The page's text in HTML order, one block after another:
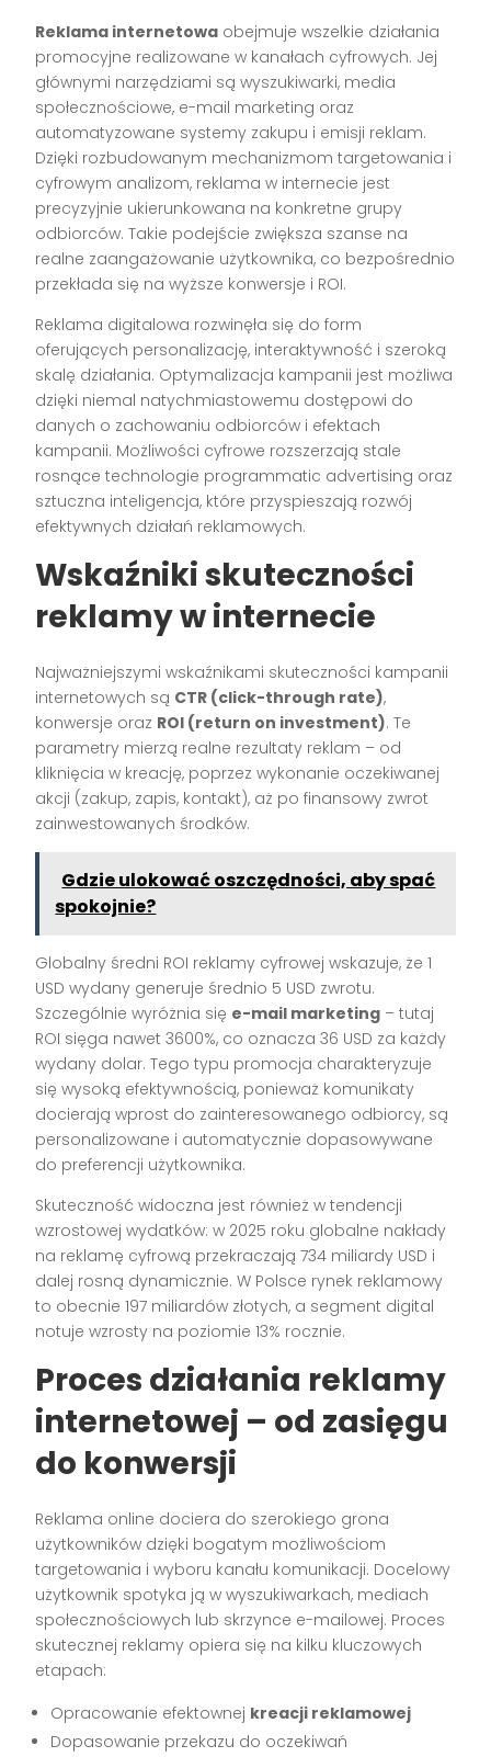
Reklama internetowa obejmuje wszelkie działania
promocyjne realizowane w kanałach cyfrowych. Jej
głównymi narzędziami są wyszukiwarki, media
społecznościowe, e-mail marketing oraz
automatyzowane systemy zakupu i emisji reklam.
Dzięki rozbudowanym mechanizmom targetowania i
cyfrowym analizom, reklama w internecie jest
precyzyjnie ukierunkowana na konkretne grupy
odbiorców. Takie podejście zwiększa szanse na
realne zaangażowanie użytkownika, co bezpośrednio
przekłada się na wyższe konwersje i ROI.
Reklama digitalowa rozwinęła się do form
oferujących personalizację, interaktywność i szeroką
skalę działania. Optymalizacja kampanii jest możliwa
dzięki niemal natychmiastowemu dostępowi do
danych o zachowaniu odbiorców i efektach
kampanii. Możliwości cyfrowe rozszerzają stale
rosnące technologie programmatic advertising oraz
sztuczna inteligencja, które przyspieszają rozwój
efektywnych działań reklamowych.
Wskaźniki skuteczności
reklamy w internecie
Najważniejszymi wskaźnikami skuteczności kampanii
internetowych są CTR (click-through rate),
konwersje oraz ROI (return on investment). Te
parametry mierzą realne rezultaty reklam – od
kliknięcia w kreację, poprzez wykonanie oczekiwanej
akcji (zakup, zapis, kontakt), aż po finansowy zwrot
zainwestowanych środków.
Gdzie ulokować oszczędności, aby spać
spokojnie?
Globalny średni ROI reklamy cyfrowej wskazuje, że 1
USD wydany generuje średnio 5 USD zwrotu.
Szczególnie wyróżnia się e-mail marketing – tutaj
ROI sięga nawet 3600%, co oznacza 36 USD za każdy
wydany dolar. Tego typu promocja charakteryzuje
się wysoką efektywnością, ponieważ komunikaty
docierają wprost do zainteresowanego odbiorcy, są
personalizowane i automatycznie dopasowywane
do preferencji użytkownika.
Skuteczność widoczna jest również w tendencji
wzrostowej wydatków: w 2025 roku globalne nakłady
na reklamę cyfrową przekraczają 734 miliardy USD i
dalej rosną dynamicznie. W Polsce rynek reklamowy
to obecnie 197 miliardów złotych, a segment digital
notuje wzrosty na poziomie 13% rocznie.
Proces działania reklamy
internetowej – od zasięgu
do konwersji
Reklama online dociera do szerokiego grona
użytkowników dzięki bogatym możliwościom
targetowania i wyboru kanału komunikacji. Docelowy
użytkownik spotyka ją w wyszukiwarkach, mediach
społecznościowych lub skrzynce e-mailowej. Proces
skutecznej reklamy opiera się na kilku kluczowych
etapach:
Opracowanie efektownej kreacji reklamowej
Dopasowanie przekazu do oczekiwań